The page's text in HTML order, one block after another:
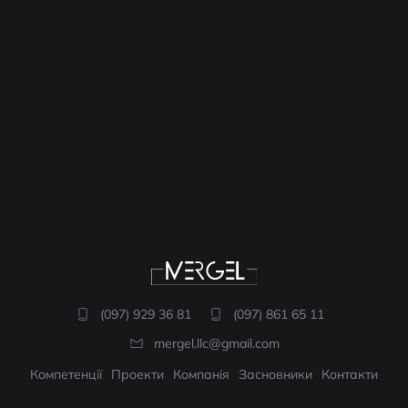
(097) 929 36 81
(097) 861 65 11
mergel.llc@gmail.com
Компетенції
Проекти Компанія Засновники Контакти